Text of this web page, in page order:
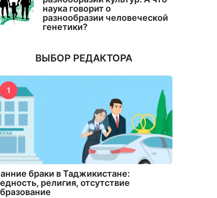
наука говорит о
разнообразии человеческой
генетики?
ВЫБОР РЕДАКТОРА
1
браки в Таджикистане:
религия, отсутствие